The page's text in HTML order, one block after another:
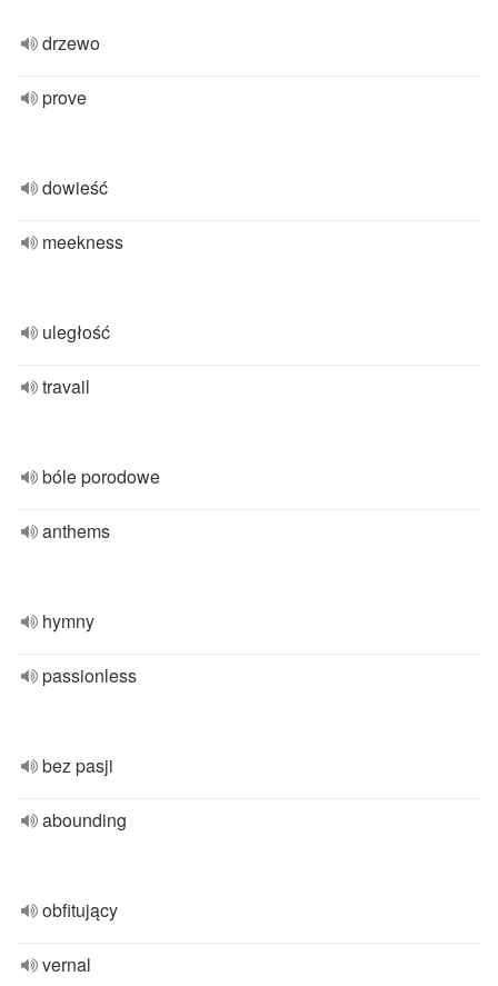
drzewo
prove
dowieść
meekness
uległość
travail
bóle porodowe
anthems
hymny
passionless
bez pasji
abounding
obfitujący
vernal